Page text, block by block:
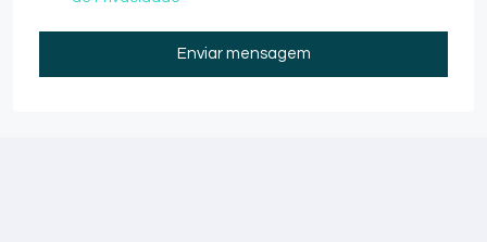
Enviar mensagem